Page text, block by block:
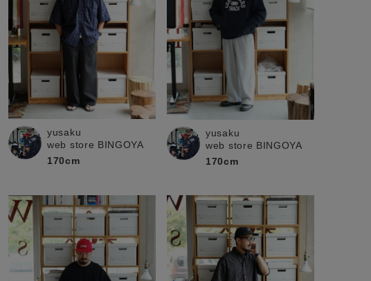
BINGOYA
無料公式アプリダウンロード
yusaku
web store BINGOYA
170cm
yusaku
web store BINGOYA
170cm